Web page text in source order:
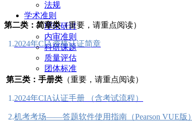
法规
学术准则
理论研讨
内审准则
科研课题
质量评估
团体标准
第二类：简章类（重要，请重点阅读）
1.2024年CIA资格认证简章
第三类： 手册类 （重要，请重点阅读）
1.2024年CIA认证手册 （含考试流程）
2.机考考场——答题软件使用指南（Pearson VUE版）